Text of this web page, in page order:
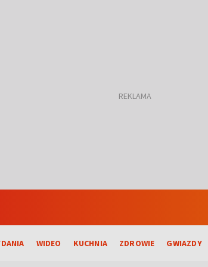
WIDEO KUCHNIA ZDROWIE GWIAZDY